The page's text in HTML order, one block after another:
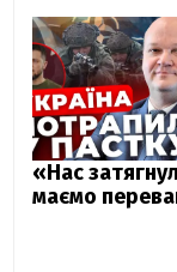
«Нас
маємо